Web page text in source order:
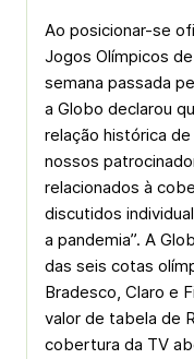
Ao posicionar-se
Jogos Olímpicos de
semana passada
a Globo declarou
relação histórica
nossos
relacionados à
discutidos
a pandemia”. A
das seis cotas
Bradesco, Claro e
valor de tabela de
cobertura da TV